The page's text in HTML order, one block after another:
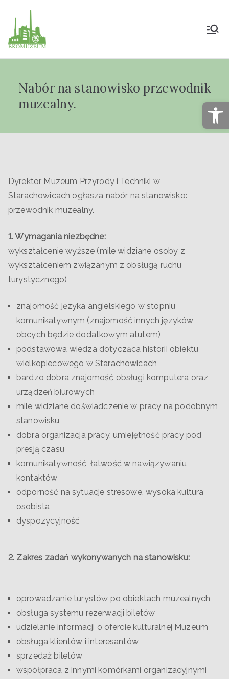
Muzeum Przyrody
"Ekomuzeum" im.
Nabór na stanowisko przewodnik
muzealny.
Dyrektor Muzeum Przyrody i Techniki w
Starachowicach ogłasza nabór na stanowisko:
przewodnik muzealny.
1. Wymagania niezbędne:
wykształcenie wyższe (mile widziane osoby z
wykształceniem związanym z obsługą ruchu
turystycznego)
znajomość języka angielskiego w stopniu
komunikatywnym (znajomość innych języków
obcych będzie dodatkowym atutem)
podstawowa wiedza dotycząca historii obiektu
wielkopiecowego w Starachowicach
bardzo dobra znajomość obsługi komputera oraz
urządzeń biurowych
mile widziane doświadczenie w pracy na podobnym
stanowisku
dobra organizacja pracy, umiejętność pracy pod
presją czasu
komunikatywność, łatwość w nawiązywaniu
kontaktów
odporność na sytuacje stresowe, wysoka kultura
osobista
dyspozycyjność
2. Zakres zadań wykonywanych na stanowisku:
oprowadzanie turystów po obiektach muzealnych
obsługa systemu rezerwacji biletów
udzielanie informacji o ofercie kulturalnej Muzeum
obsługa klientów i interesantów
sprzedaż biletów
współpraca z innymi komórkami organizacyjnymi